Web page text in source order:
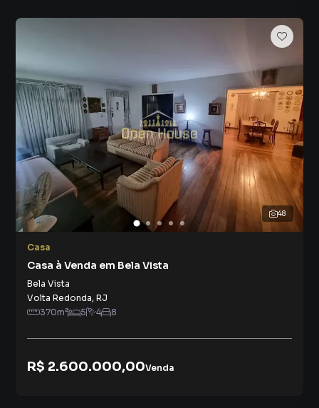
48
Casa
Casa à Venda em Bela Vista
Bela Vista
Volta Redonda, RJ
370m² 5 4 8
R$ 2.600.000,00Venda